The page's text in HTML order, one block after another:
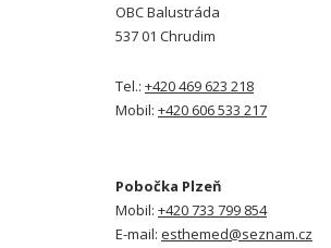
OBC Balustráda
537 01 Chrudim
Tel.: +420 469 623 218
Mobil: +420 606 533 217
Pobočka Plzeň
Mobil: +420 733 799 854
E-mail: esthemed@seznam.cz